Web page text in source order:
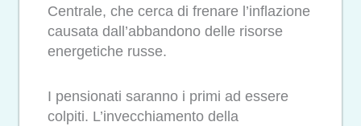
Centrale, che cerca di frenare l’inflazione
causata dall’abbandono delle risorse
energetiche russe.
I pensionati saranno i primi ad essere
colpiti. L’invecchiamento della